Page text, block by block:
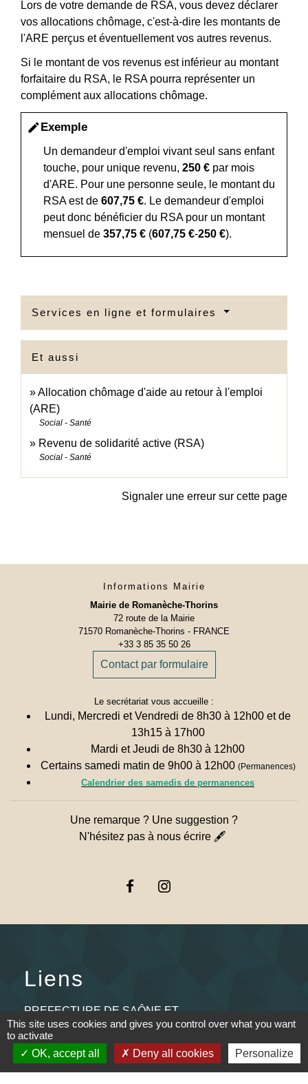
Lors de votre demande de RSA, vous devez déclarer
vos allocations chômage, c'est-à-dire les montants de
l'ARE perçus et éventuellement vos autres revenus.
Si le montant de vos revenus est inférieur au montant
forfaitaire du RSA, le RSA pourra représenter un
complément aux allocations chômage.
editExemple
Un demandeur d'emploi vivant seul sans enfant
touche, pour unique revenu, 250 € par mois
d'ARE. Pour une personne seule, le montant du
RSA est de 607,75 €. Le demandeur d'emploi
peut donc bénéficier du RSA pour un montant
mensuel de 357,75 € (607,75 €-250 €).
Services en ligne et formulaires
Et aussi
Allocation chômage d'aide au retour à l'emploi
(ARE)
Social - Santé
Revenu de solidarité active (RSA)
Social - Santé
Signaler une erreur sur cette page
Informations Mairie
Mairie de Romanèche-Thorins
72 route de la Mairie
71570 Romanèche-Thorins - FRANCE
+33 3 85 35 50 26
Contact par formulaire
Le secrétariat vous accueille :
Lundi, Mercredi et Vendredi de 8h30 à 12h00 et de
13h15 à 17h00
Mardi et Jeudi de 8h30 à 12h00
Certains samedi matin de 9h00 à 12h00 (Permanences)
Calendrier des samedis de permanences
Une remarque ? Une suggestion ?
N'hésitez pas à nous écrire 🖋
Liens
PREFECTURE DE SAÔNE ET
LOIRE
RÉGION BOURGOGNE-
FRANCHE-COMTE
This site uses cookies and gives you control over what you want
to activate
OK, accept all
Deny all cookies Personalize